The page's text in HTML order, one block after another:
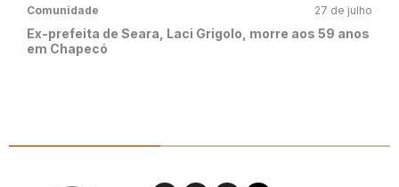
Comunidade 27 de julho
Ex-prefeita de Seara, Laci Grigolo, morre aos 59 anos
em Chapecó